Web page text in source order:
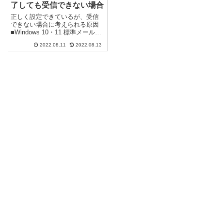
了しても受信できない場合
正しく設定できているが、受信
できない場合に考えられる原因
■Windows 10・11 標準メールア
バシーとセキュリティの設定で
2022.08.11 2022.08.13